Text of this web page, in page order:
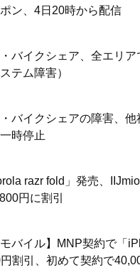
ン、4日20時から配信
・バイクシェア、全エリ
テム障害）
・バイクシェアの障害、他
時停止
razr fold」発売、
円に割引
モバイル】MNP契約で「
割引、初めて契約で